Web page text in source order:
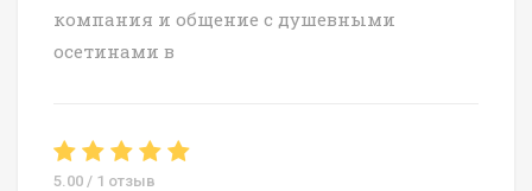
компания и общение с душевными
осетинами в
5.00 / 1 отзыв